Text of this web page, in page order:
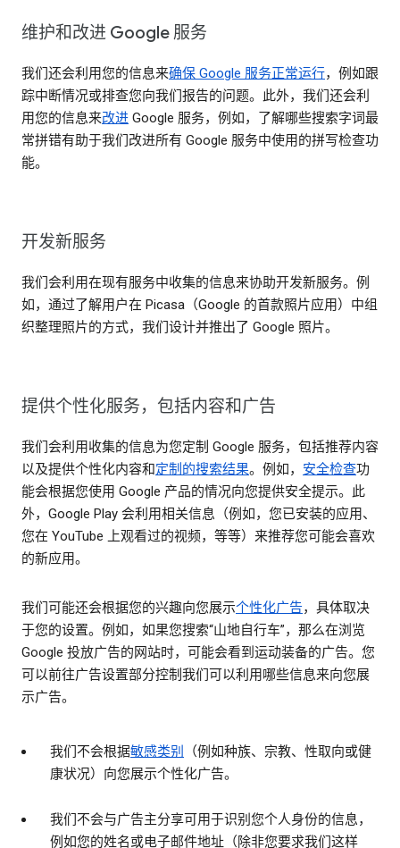
维护和改进 Google 服务
我们还会利用您的信息来确保 Google 服务正常运行，例如跟
踪中断情况或排查您向我们报告的问题。此外，我们还会利
用您的信息来改进 Google 服务，例如，了解哪些搜索字词最
常拼错有助于我们改进所有 Google 服务中使用的拼写检查功
能。
开发新服务
我们会利用在现有服务中收集的信息来协助开发新服务。例
如，通过了解用户在 Picasa（Google 的首款照片应用）中组
织整理照片的方式，我们设计并推出了 Google 照片。
提供个性化服务，包括内容和广告
我们会利用收集的信息为您定制 Google 服务，包括推荐内容
以及提供个性化内容和定制的搜索结果。例如， 安全检查功
能会根据您使用 Google 产品的情况向您提供安全提示。此
外，Google Play 会利用相关信息（例如，您已安装的应用、
您在 YouTube 上观看过的视频，等等）来推荐您可能会喜欢
的新应用。
我们可能还会根据您的兴趣向您展示个性化广告，具体取决
于您的设置。例如，如果您搜索“山地自行车”，那么在浏览
Google 投放广告的网站时，可能会看到运动装备的广告。您
可以前往广告设置部分控制我们可以利用哪些信息来向您展
示广告。
我们不会根据敏感类别
（例如种族、宗教、性取向或健
康状况）向您展示个性化广告。
我们不会与广告主分享可用于识别您个人身份的信息，
例如您的姓名或电子邮件地址（除非您要求我们这样